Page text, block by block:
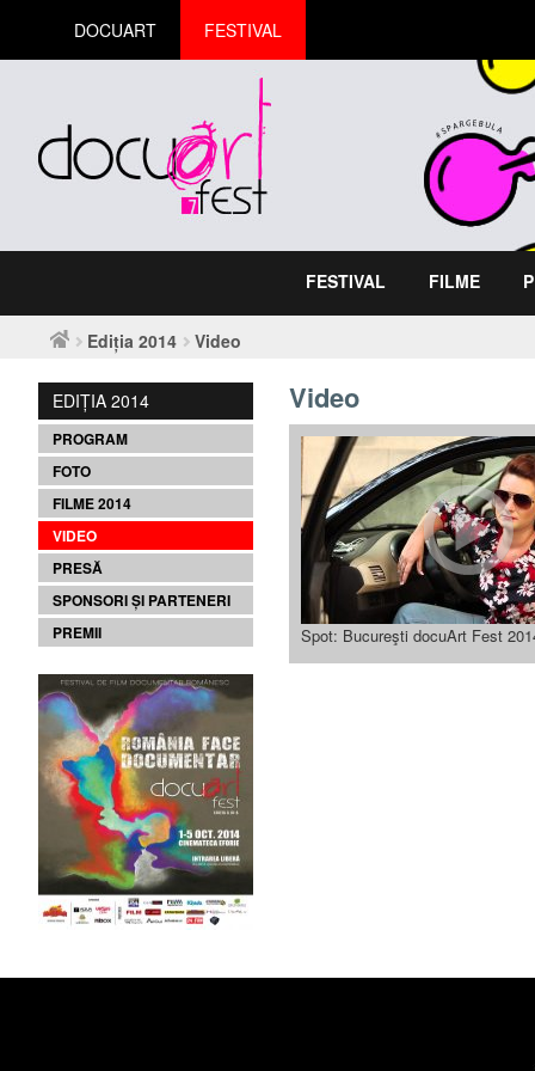
DOCUART FESTIVAL
FESTIVAL FILME
Ediția 2014 Video
EDIȚIA 2014
PROGRAM
FOTO
FILME 2014
VIDEO
PRESĂ
SPONSORI ȘI PARTENERI
PREMII
Video
Spot: Bucureşti docuArt Fest